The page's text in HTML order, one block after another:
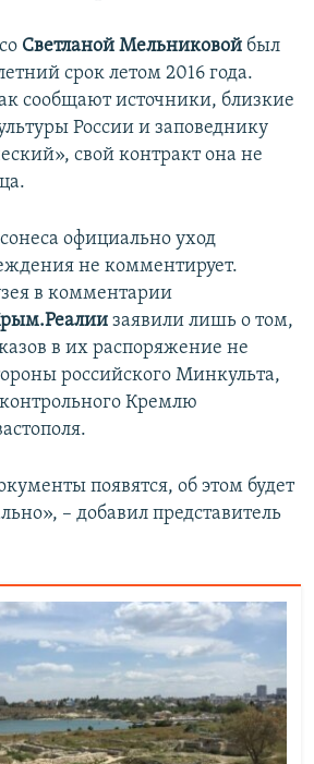
Светланой Мельниковой был
срок летом 2016 года.
сообщают источники, близкие
России и заповеднику
свой контракт она не
официально уход
не комментирует.
в комментарии
заявили лишь о том,
в их распоряжение не
российского Минкульта,
Кремлю
появятся, об этом будет
– добавил представитель